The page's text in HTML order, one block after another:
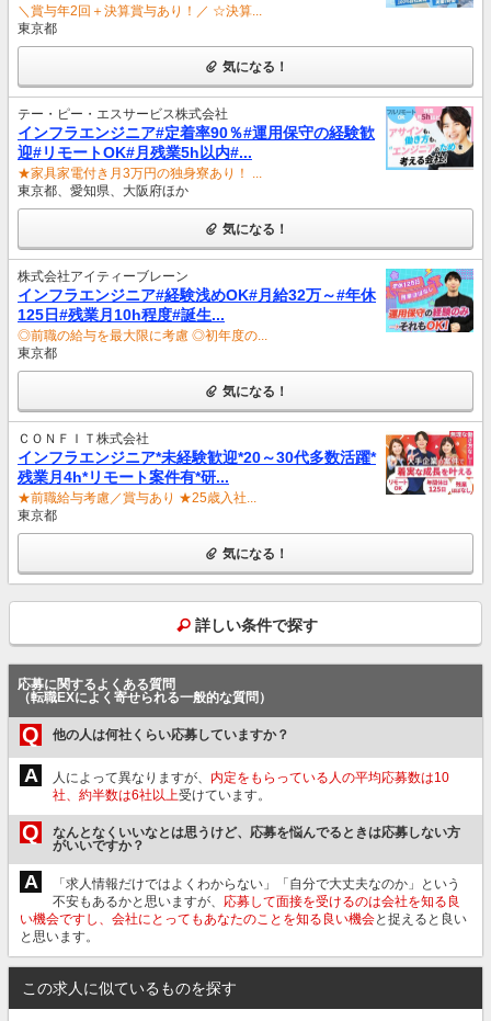
＼賞与年2回＋決算賞与あり！／ ☆決算...
東京都
気になる！
テー・ピー・エスサービス株式会社
インフラエンジニア#定着率90％#運用保守の経験歓
迎#リモートOK#月残業5h以内#...
★家具家電付き月3万円の独身寮あり！ ...
東京都、愛知県、大阪府ほか
気になる！
株式会社アイティーブレーン
インフラエンジニア#経験浅めOK#月給32万～#年休
125日#残業月10h程度#誕生...
◎前職の給与を最大限に考慮 ◎初年度の...
東京都
気になる！
ＣＯＮＦＩＴ株式会社
インフラエンジニア*未経験歓迎*20～30代多数活躍*
残業月4h*リモート案件有*研...
★前職給与考慮／賞与あり ★25歳入社...
東京都
気になる！
詳しい条件で探す
応募に関するよくある質問
（転職EXによく寄せられる一般的な質問）
Q 他の人は何社くらい応募していますか？
A 人によって異なりますが、 内定をもらっている人の平均応募数は10
社、約半数は6社以上受けています。
Q
なんとなくいいなとは思うけど、応募を悩んでるときは応募しない方
がいいですか？
A
「求人情報だけではよくわからない」「自分で大丈夫なのか」という
不安もあるかと思いますが、 応募して面接を受けるのは会社を知る良
い機会ですし、会社にとってもあなたのことを知る良い機会と捉えると良い
と思います。
この求人に似ているものを探す